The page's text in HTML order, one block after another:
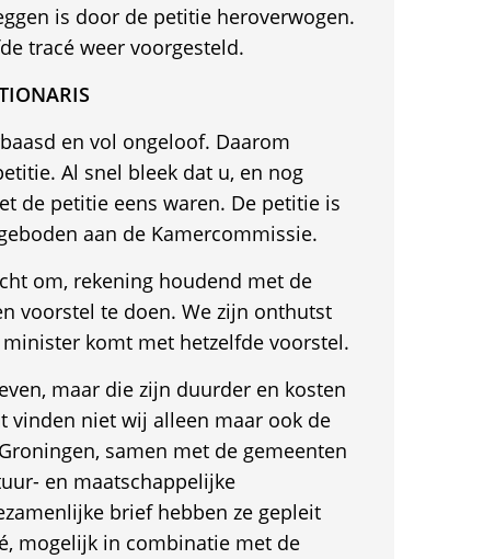
is door de petitie heroverwogen.
tracé weer voorgesteld.
en vol ongeloof. Daarom
Al snel bleek dat u, en nog
de petitie eens waren. De petitie is
aan de Kamercommissie.
om, rekening houdend met de
voorstel te doen. We zijn onthutst
komt met hetzelfde voorstel.
maar die zijn duurder en kosten
vinden niet wij alleen maar ook de
samen met de gemeenten
en maatschappelijke
brief hebben ze gepleit
mogelijk in combinatie met de